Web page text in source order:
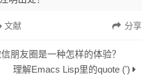
分享
文献
朋友圈是一种怎样的体验？
理解Emacs Lisp里的quote (')